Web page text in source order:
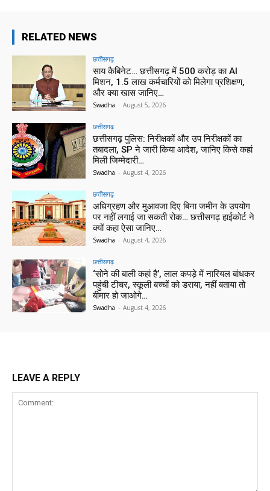
RELATED NEWS
छत्तीसगढ़
साय कैबिनेट… छत्तीसगढ़ में 500 करोड़ का AI
मिशन, 1.5 लाख कर्मचारियों को मिलेगा प्रशिक्षण,
और क्या खास जानिए…
Swadha - August 5, 2026
छत्तीसगढ़
छत्तीसगढ़ पुलिस: निरीक्षकों और उप निरीक्षकों का
तबादला, SP ने जारी किया आदेश, जानिए किसे कहां
मिली जिम्मेदारी…
Swadha - August 4, 2026
छत्तीसगढ़
अधिग्रहण और मुआवजा दिए बिना जमीन के उपयोग
पर नहीं लगाई जा सकती रोक… छत्तीसगढ़ हाईकोर्ट ने
क्यों कहा ऐसा जानिए…
Swadha - August 4, 2026
छत्तीसगढ़
‘सोने की बाली कहां है’, लाल कपड़े में नारियल बांधकर
पहुंची टीचर, स्कूली बच्चों को डराया, नहीं बताया तो
बीमार हो जाओगे…
Swadha - August 4, 2026
LEAVE A REPLY